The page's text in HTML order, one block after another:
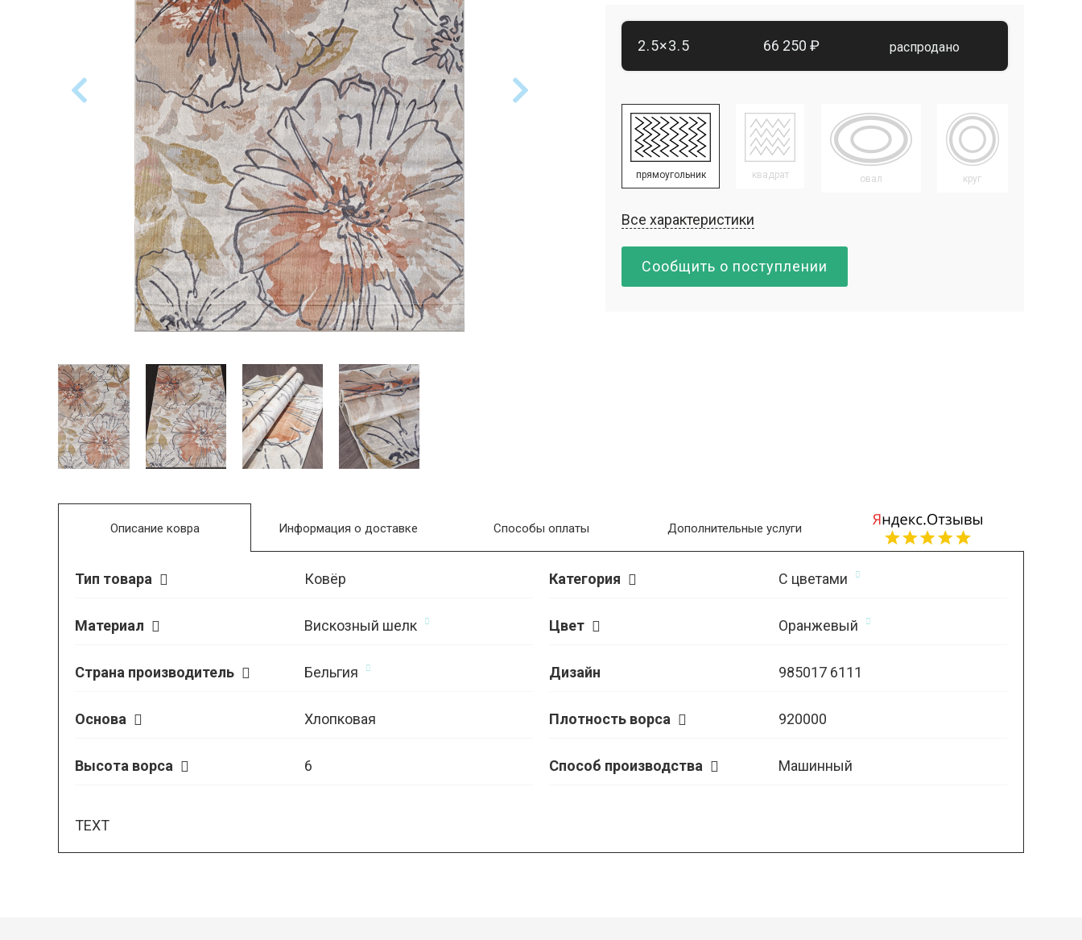
2.5×3.5 66 250 ₽ распродано
прямоугольник квадрат овал круг
Все характеристики
Сообщить о поступлении
Описание ковра
Тип товара Ковёр Категория С цветами
Материал Вискозный шелк Цвет Оранжевый
Страна производитель Бельгия Дизайн 985017 6111
Основа Хлопковая Плотность ворса 920000
Высота ворса 6 Способ производства Машинный
TEXT
Информация о доставке Способы оплаты Дополнительные услуги